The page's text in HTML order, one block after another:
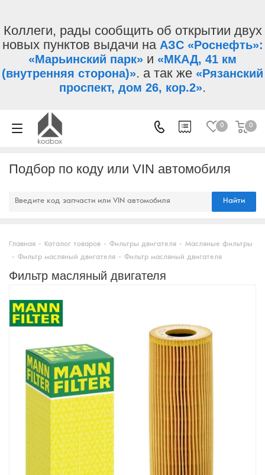
Коллеги, рады сообщить об открытии двух
новых пунктов выдачи на АЗС «Роснефть»:
«Марьинский парк» и «МКАД, 41 км
(внутренняя сторона)». а так же «Рязанский
проспект, дом 26, кор.2».
0 0
Подбор по коду или VIN автомобиля
Найти
Главная - Каталог товаров - Фильтры двигателя - Масляные фильтры
- Фильтр масляный двигателя - Фильтр масляный двигателя
Фильтр масляный двигателя